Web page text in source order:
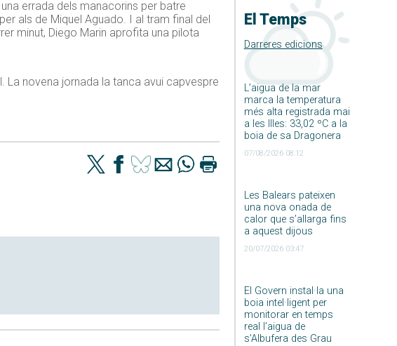
El Temps
Darreres edicions
L’aigua de la mar
marca la temperatura
més alta registrada mai
a les Illes: 33,02 ºC a la
boia de sa Dragonera
07/08/2026 08:12
Les Balears pateixen
una nova onada de
calor que s’allarga fins
a aquest dijous
20/07/2026 03:47
El Govern instal·la una
boia intel·ligent per
monitorar en temps
real l’aigua de
s’Albufera des Grau
errada dels manacorins per batre
als de Miquel Aguado. I al tram final del
minut, Diego Marin aprofita una pilota
La novena jornada la tanca avui capvespre